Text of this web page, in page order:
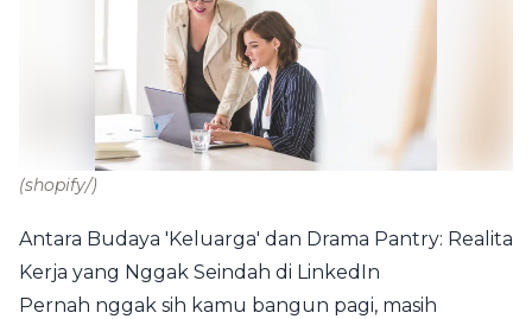
(shopify/)
Antara Budaya 'Keluarga' dan Drama Pantry: Realita
Kerja yang Nggak Seindah di LinkedIn
Pernah nggak sih kamu bangun pagi, masih